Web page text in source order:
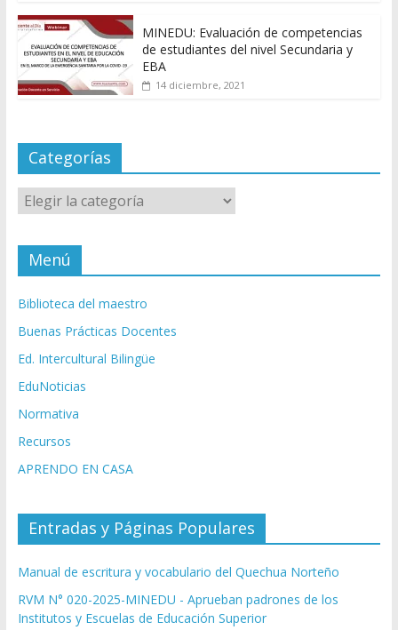
MINEDU: Evaluación de competencias
de estudiantes del nivel Secundaria y
EBA
14 diciembre, 2021
Categorías
Categorías
Menú
Biblioteca del maestro
Buenas Prácticas Docentes
Ed. Intercultural Bilingüe
EduNoticias
Normativa
Recursos
APRENDO EN CASA
Entradas y Páginas Populares
Manual de escritura y vocabulario del Quechua Norteño
RVM N° 020-2025-MINEDU - Aprueban padrones de los
Institutos y Escuelas de Educación Superior